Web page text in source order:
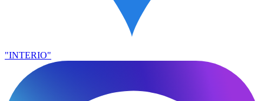
"INTERIO"